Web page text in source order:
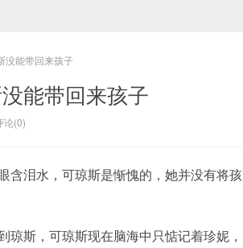
没能带回来孩子
能带回来孩子
论(0)
含泪水，可琼斯是惭愧的，她并没有将孩
斯，可琼斯现在脑海中只惦记着珍妮，